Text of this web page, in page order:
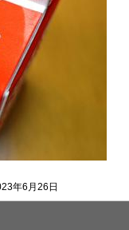
年6月26日